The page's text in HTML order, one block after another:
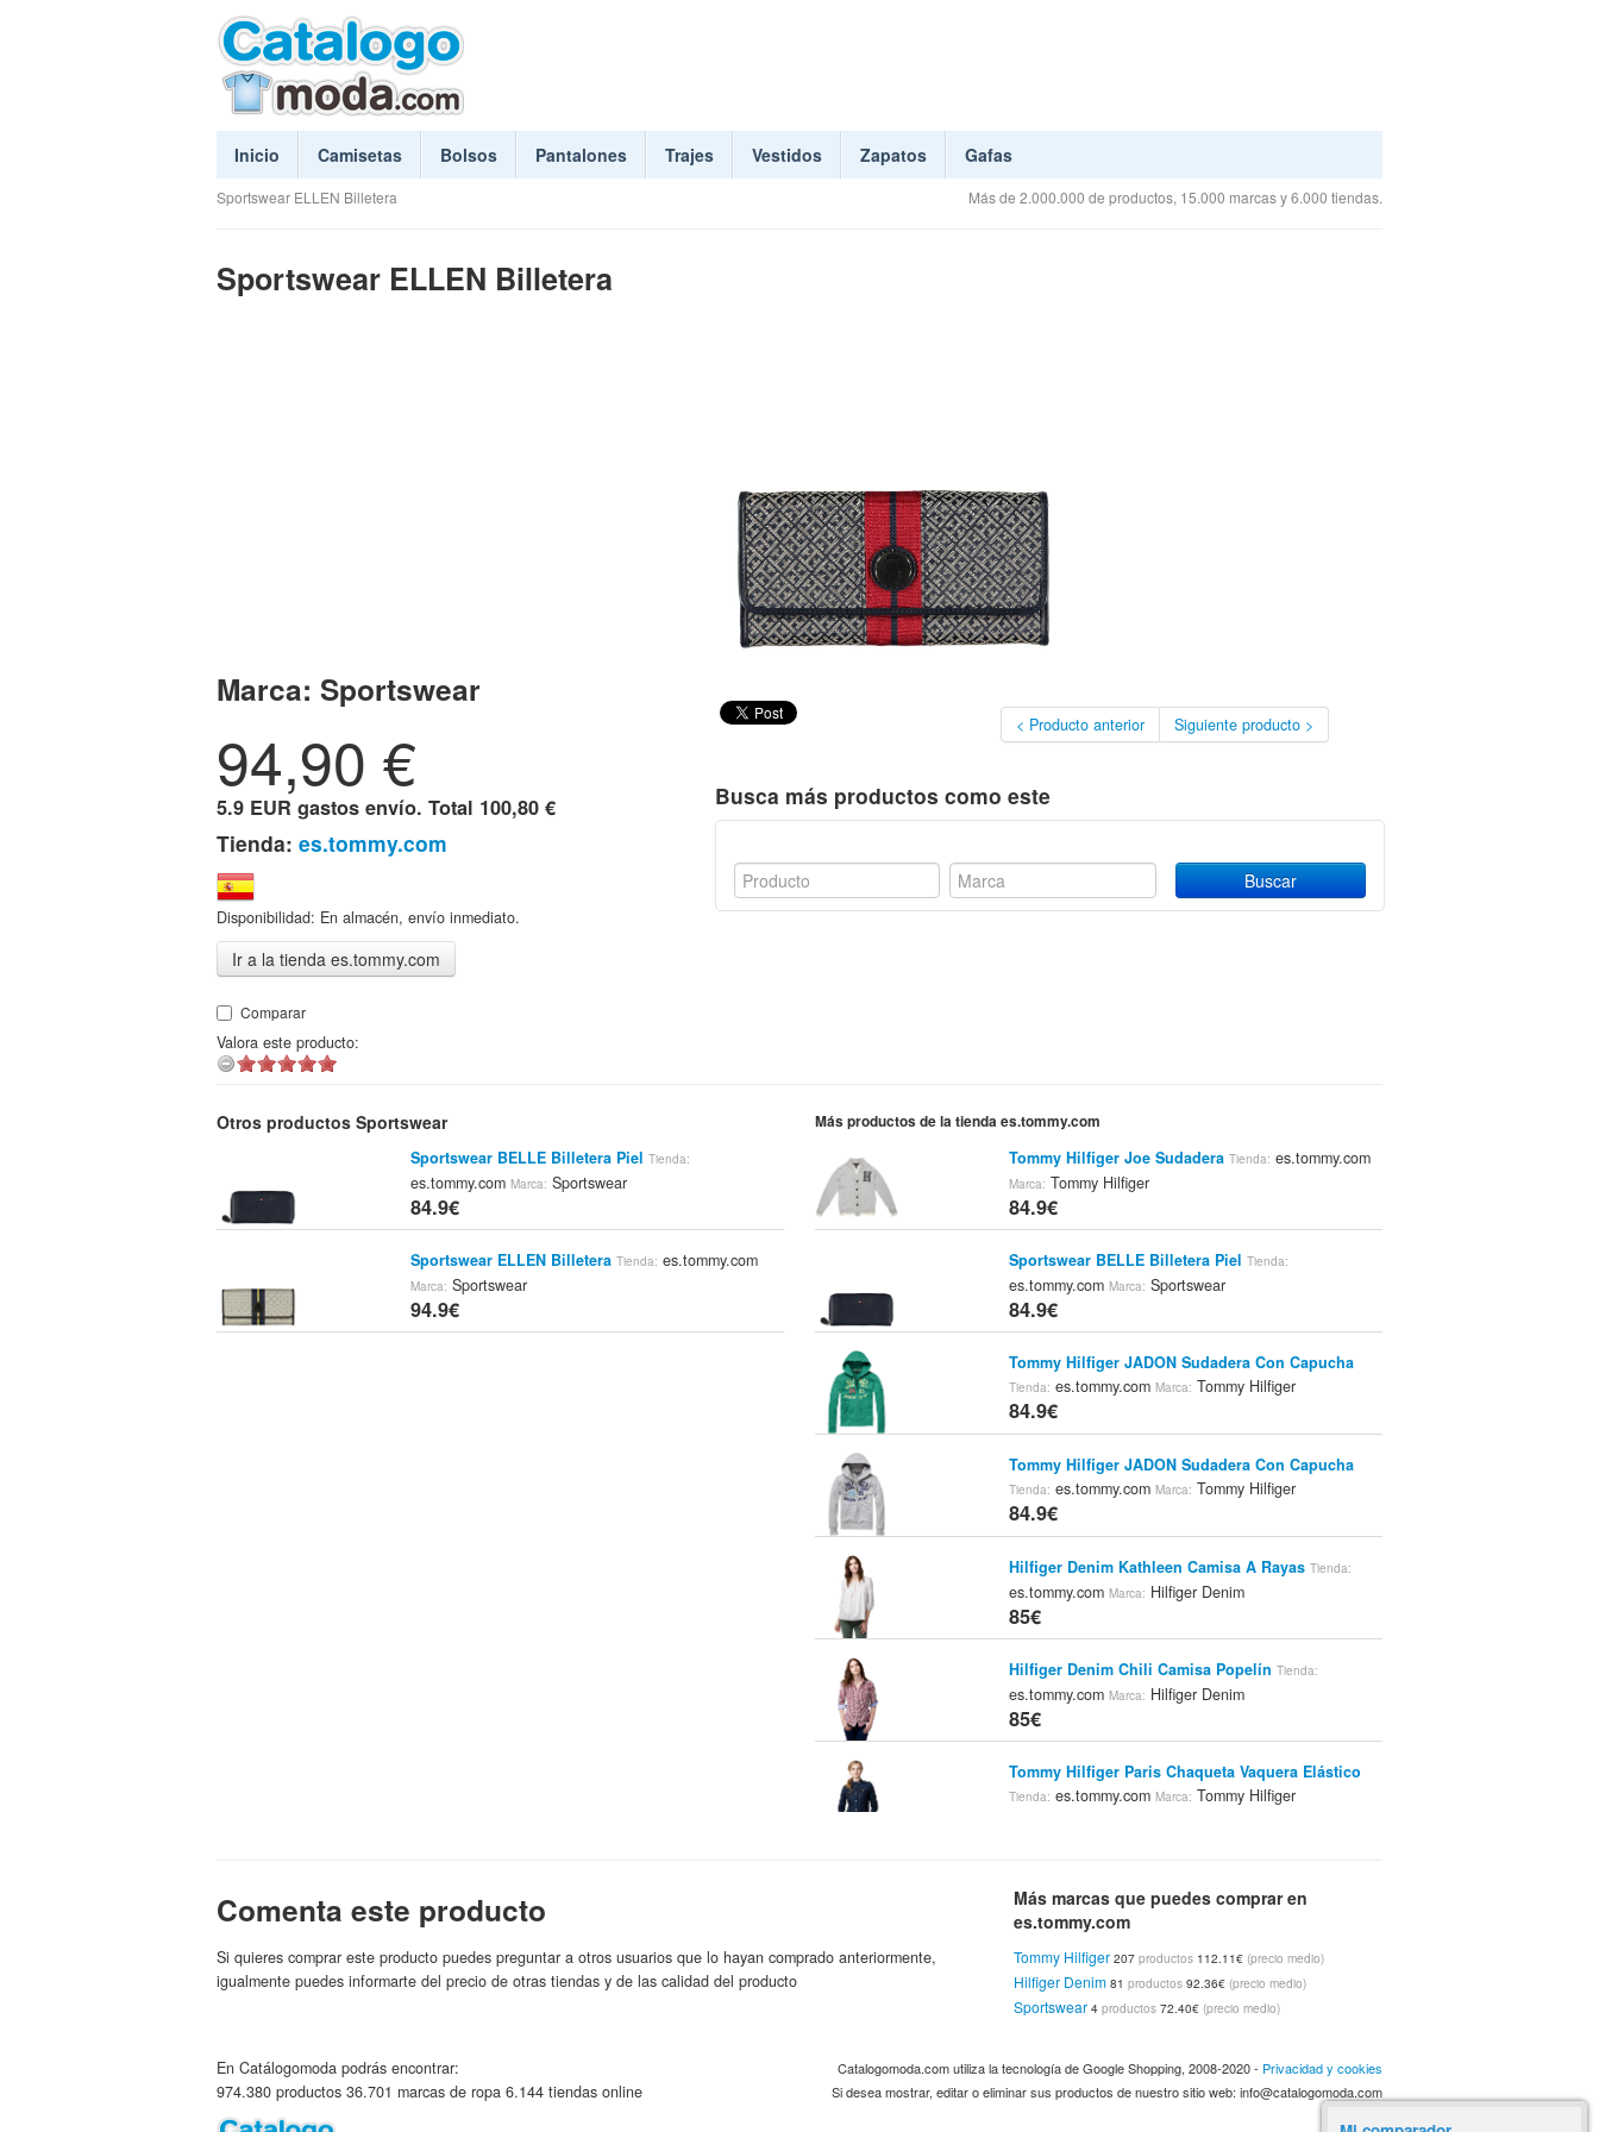
Inicio Camisetas Bolsos Pantalones Trajes Vestidos Zapatos Gafas
Sportswear ELLEN Billetera Más de 2.000.000 de productos, 15.000 marcas y 6.000 tiendas.
Sportswear ELLEN Billetera
Marca: Sportswear
94,90 €
5.9 EUR gastos envío. Total 100,80 €
Tienda: es.tommy.com
Disponibilidad: En almacén, envío inmediato.
Ir a la tienda es.tommy.com
Comparar
Valora este producto:
< Producto anterior Siguiente producto >
Busca más productos como este
Otros productos Sportswear
Sportswear BELLE Billetera Piel Tienda:
es.tommy.comMarca: Sportswear
84.9€
Sportswear ELLEN Billetera Tienda: es.tommy.com
Marca: Sportswear
94.9€
Más productos de la tienda es.tommy.com
Tommy Hilfiger Joe Sudadera Tienda: es.tommy.com
Marca: Tommy Hilfiger
84.9€
Sportswear BELLE Billetera Piel Tienda:
es.tommy.com Marca: Sportswear
84.9€
Tommy Hilfiger JADON Sudadera Con Capucha
Tienda: es.tommy.com Marca: Tommy Hilfiger
84.9€
Tommy Hilfiger JADON Sudadera Con Capucha
Tienda: es.tommy.com Marca: Tommy Hilfiger
84.9€
Hilfiger Denim Kathleen Camisa A Rayas Tienda:
es.tommy.com Marca: Hilfiger Denim
85€
Hilfiger Denim Chili Camisa Popelín Tienda:
es.tommy.com Marca: Hilfiger Denim
85€
Tommy Hilfiger Paris Chaqueta Vaquera Elástico
Tienda: es.tommy.com Marca: Tommy Hilfiger
es.tommy.comMarca:Tommy Hilfiger
89.9€
Tommy Hilfiger Triple Polo Slim Tienda:
es.tommy.comMarca:Tommy Hilfiger
Tommy Hilfiger Hutton Camisa A Cuadros Tienda:
Tommy Hilfiger ES Tommy Hilfiger
Comenta este producto
Si quieres comprar este producto puedes preguntar a otros usuarios que lo hayan comprado anteriormente,
igualmente puedes informarte del precio de otras tiendas y de las calidad del producto
Más marcas que puedes comprar en
es.tommy.com
Tommy Hilfiger 207productos 112.11€ (precio medio)
Hilfiger Denim 81productos 92.36€ (precio medio)
Sportswear 4productos 72.40€ (precio medio)
En Catálogomoda podrás encontrar:
974.380 productos 36.701 marcas de ropa 6.144 tiendas online
Catalogomoda.com utiliza la tecnología de Google Shopping, 2008-2020 - Privacidad y cookies
Si desea mostrar, editar o eliminar sus productos de nuestro sitio web: info@catalogomoda.com